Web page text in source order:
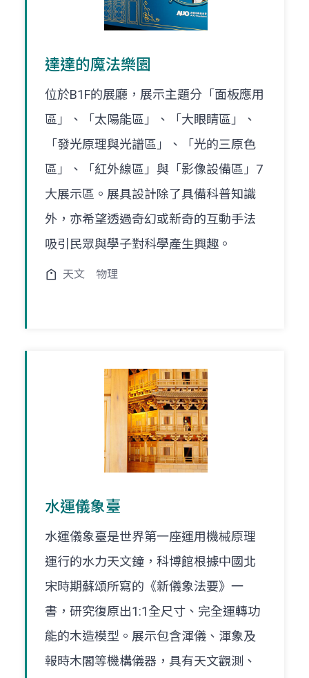
達達的魔法樂園
位於B1F的展廳，展示主題分「面板應用
區」、「太陽能區」、「大眼睛區」、
「發光原理與光譜區」、「光的三原色
區」、「紅外線區」與「影像設備區」7
大展示區。展具設計除了具備科普知識
外，亦希望透過奇幻或新奇的互動手法
吸引民眾與學子對科學產生興趣。
天文 物理
水運儀象臺
水運儀象臺是世界第一座運用機械原理
運行的水力天文鐘，科博館根據中國北
宋時期蘇頌所寫的《新儀象法要》一
書，研究復原出1:1全尺寸、完全運轉功
能的木造模型。展示包含渾儀、渾象及
報時木閣等機構儀器，具有天文觀測、